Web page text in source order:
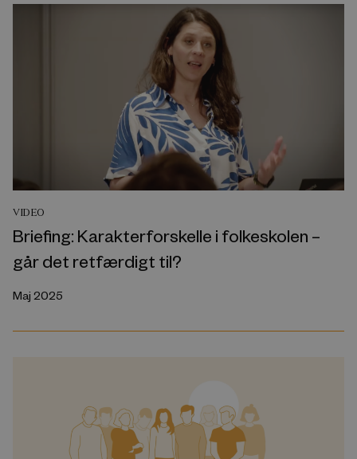
VIDEO
Briefing: Karakterforskelle i folkeskolen –
går det retfærdigt til?
Maj 2025